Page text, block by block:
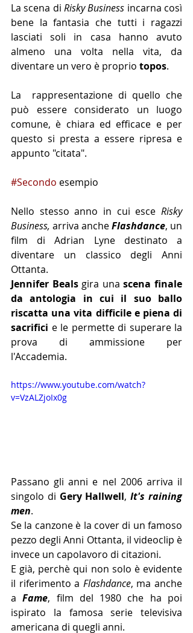
La scena di Risky Business incarna così
bene la fantasia che tutti i ragazzi
lasciati soli in casa hanno avuto
almeno una volta nella vita, da
diventare un vero è proprio topos.
La  rappresentazione di quello che
può essere considerato un luogo
comune, è chiara ed efficace e per
questo si presta a essere ripresa e
appunto "citata".
#Secondo esempio
Nello stesso anno in cui esce Risky
Business, arriva anche Flashdance, un
film di Adrian Lyne destinato a
diventare un classico degli Anni
Ottanta.
Jennifer Beals gira una scena finale
da antologia in cui il suo ballo
riscatta una vita difficile e piena di
sacrifici e le permette di superare la
prova di ammissione per
l'Accademia.
https://www.youtube.com/watch?
v=VzALZjoIx0g
Passano gli anni e nel 2006 arriva il
singolo di Gery Hallwell, It's raining
men.
Se la canzone è la cover di un famoso
pezzo degli Anni Ottanta, il videoclip è
invece un capolavoro di citazioni.
E già, perchè qui non solo è evidente
il riferimento a Flashdance, ma anche
a Fame, film del 1980 che ha poi
ispirato la famosa serie televisiva
americana di quegli anni.